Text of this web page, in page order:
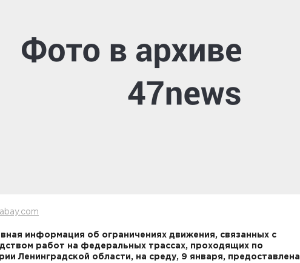
информация об ограничениях движения, связанных с
работ на федеральных трассах, проходящих по
Ленинградской области, на среду, 9 января, предоставлена